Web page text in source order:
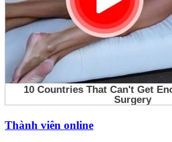
Thành viên online